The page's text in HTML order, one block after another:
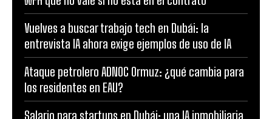
Vuelves a buscar trabajo tech en Dubái: la
entrevista IA ahora exige ejemplos de uso de IA
Ataque petrolero ADNOC Ormuz: ¿qué cambia para
los residentes en EAU?
Salario para startups en Dubái: una IA inmobiliaria